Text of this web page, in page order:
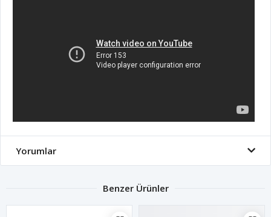
Yorumlar
Benzer Ürünler